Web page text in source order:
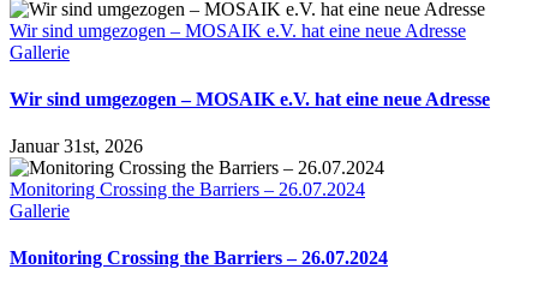
Wir sind umgezogen – MOSAIK e.V. hat eine neue Adresse
Gallerie
Wir sind umgezogen – MOSAIK e.V. hat eine neue Adresse
Januar 31st, 2026
Monitoring Crossing the Barriers – 26.07.2024
Gallerie
Monitoring Crossing the Barriers – 26.07.2024